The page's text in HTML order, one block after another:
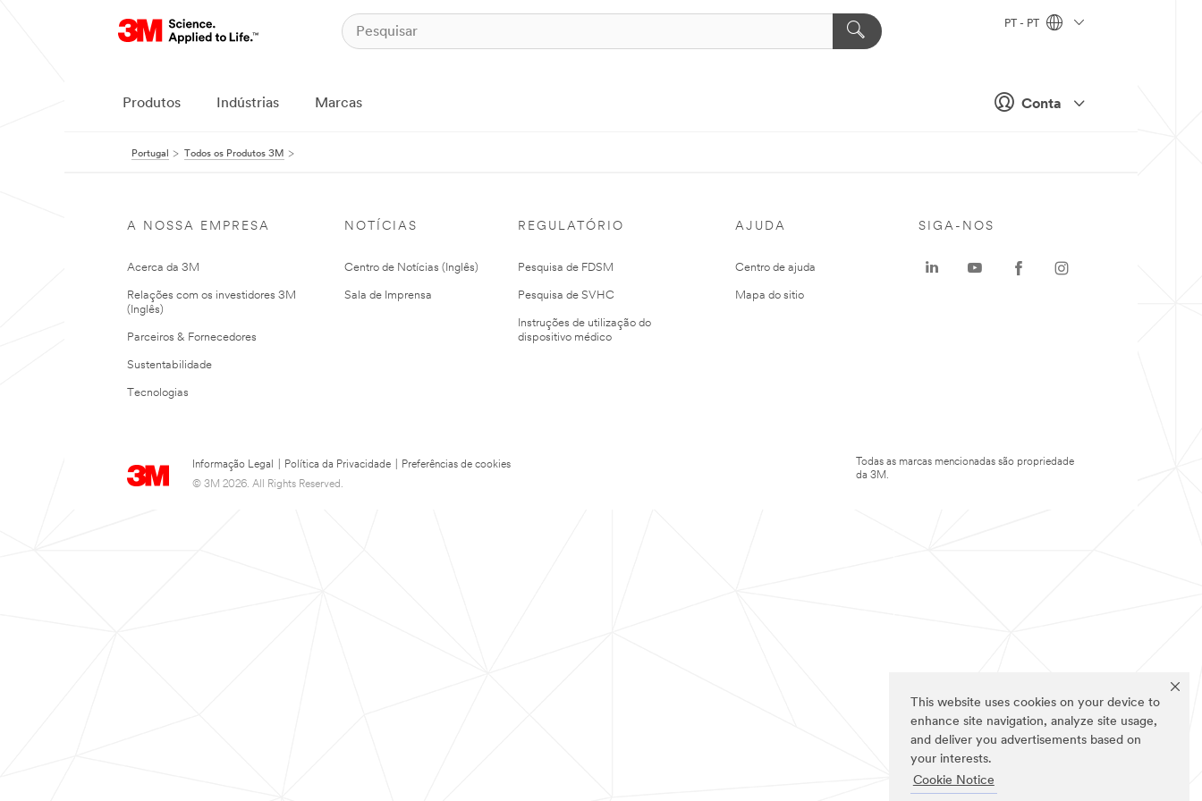
This website uses cookies on your device to
enhance site navigation, analyze site usage,
and deliver you advertisements based on
your interests.
Cookie Notice
Conta
PT - PT
Produtos Indústrias Marcas
Portugal Todos os Produtos 3M
A NOSSA EMPRESA
Acerca da 3M
Relações com os investidores 3M
(Inglês)
Parceiros & Fornecedores
Sustentabilidade
Tecnologias
NOTÍCIAS
Centro de Notícias (Inglês)
Sala de Imprensa
REGULATÓRIO
Pesquisa de FDSM
Pesquisa de SVHC
Instruções de utilização do
dispositivo médico
AJUDA
Centro de ajuda
Mapa do sitio
Informação Legal Política da Privacidade
Preferências de cookies
© 3M 2026. All Rights Reserved.
SIGA-NOS
Todas as marcas mencionadas são propriedade
da 3M.